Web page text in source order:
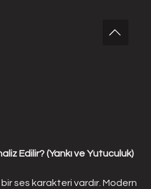
Edilir? (Yankı ve Yutuculuk)
ses karakteri vardır. Modern